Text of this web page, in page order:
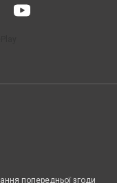
попередньої згоди